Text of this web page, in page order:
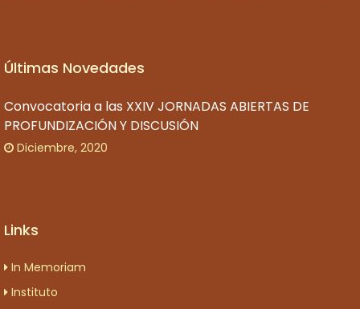
Últimas Novedades
Convocatoria a las XXIV JORNADAS ABIERTAS DE
PROFUNDIZACIÓN Y DISCUSIÓN
Diciembre, 2020
Links
In Memoriam
Instituto